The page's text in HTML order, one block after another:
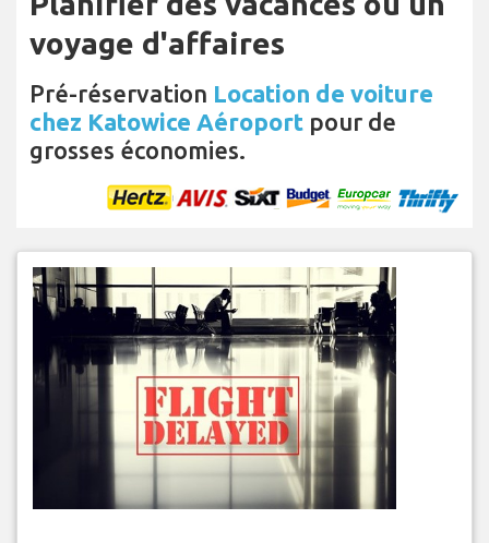
voyage d'affaires
Pré-réservation Location de voiture
chez Katowice Aéroport pour de
grosses économies.